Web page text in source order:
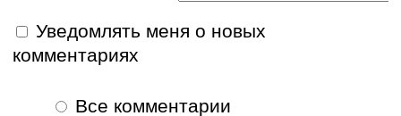
Уведомлять меня о новых
комментариях
Все комментарии